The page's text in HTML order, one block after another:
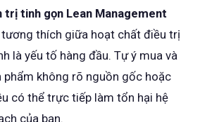
trị tinh gọn Lean Management
tương thích giữa hoạt chất điều trị
là yếu tố hàng đầu. Tự ý mua và
phẩm không rõ nguồn gốc hoặc
có thể trực tiếp làm tổn hại hệ
của bạn.